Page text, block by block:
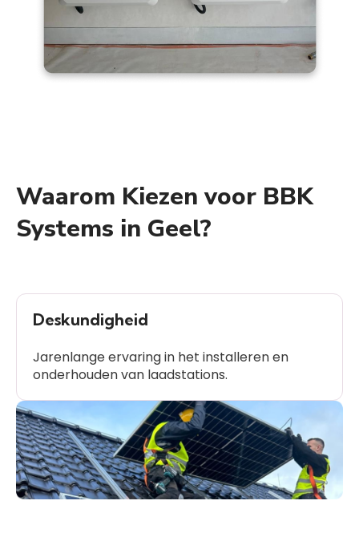
Waarom Kiezen voor BBK
Systems in Geel?
Deskundigheid
Jarenlange ervaring in het installeren en
onderhouden van laadstations.